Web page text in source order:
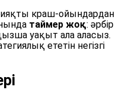
краш-ойындардан
таймер жоқ: әрбір
уақыт ала аласыз.
ететін негізгі